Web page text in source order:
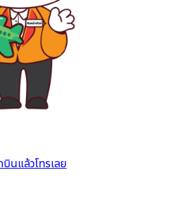
นแล้วโทรเลย